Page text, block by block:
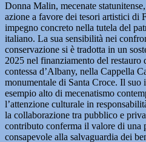
Donna Malin, mecenate
azione a favore dei tesori artistici di
impegno concreto nella tutela del
italiano. La sua sensibilità nei
conservazione si è tradotta in un
2025 nel finanziamento del restauro
contessa d’Albany, nella Cappella
monumentale di Santa Croce. Il suo
esempio alto di mecenatismo
l’attenzione culturale in
la collaborazione tra pubblico e
contributo conferma il valore di una
consapevole alla salvaguardia dei